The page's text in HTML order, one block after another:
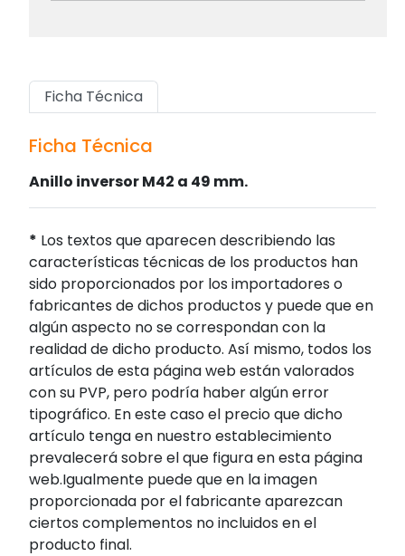
Ficha Técnica
Ficha Técnica
Anillo inversor M42 a 49 mm.
* Los textos que aparecen describiendo las
características técnicas de los productos han
sido proporcionados por los importadores o
fabricantes de dichos productos y puede que en
algún aspecto no se correspondan con la
realidad de dicho producto. Así mismo, todos los
artículos de esta página web están valorados
con su PVP, pero podría haber algún error
tipográfico. En este caso el precio que dicho
artículo tenga en nuestro establecimiento
prevalecerá sobre el que figura en esta página
web.Igualmente puede que en la imagen
proporcionada por el fabricante aparezcan
ciertos complementos no incluidos en el
producto final.